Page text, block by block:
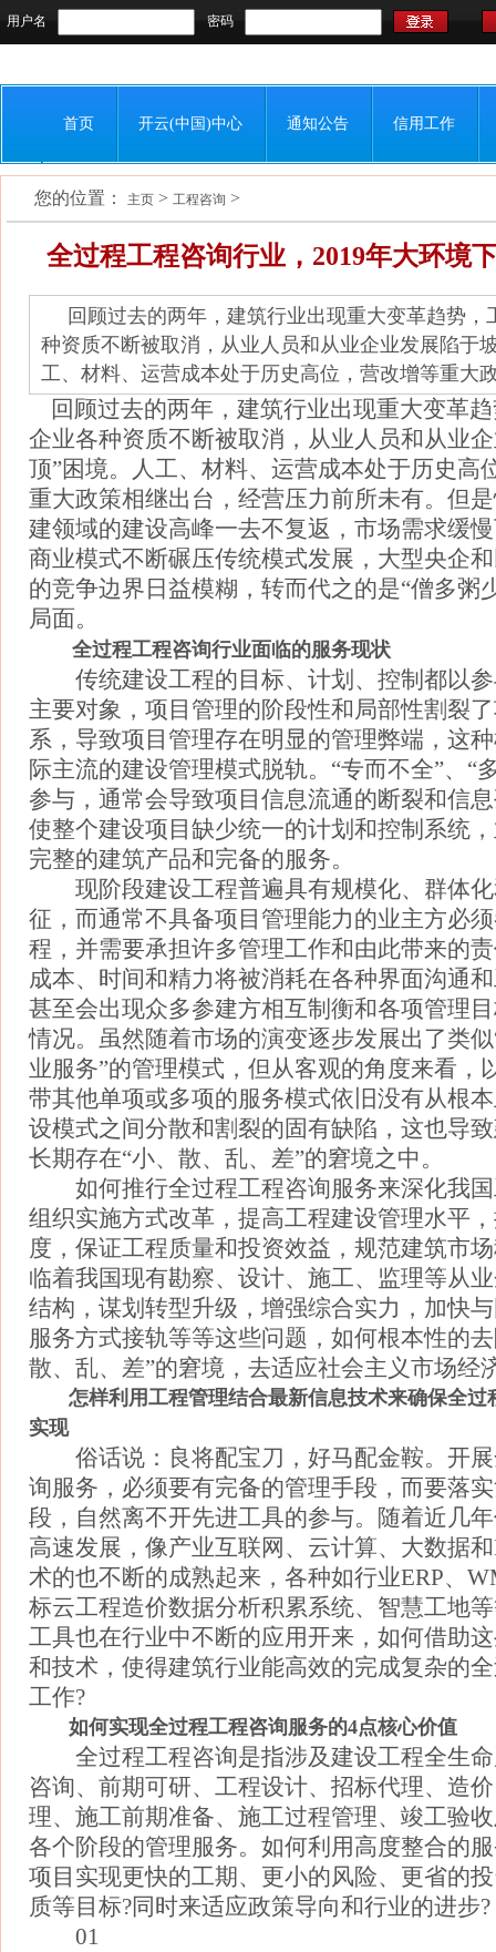
用户名 密码
首页 开云(中国)中心 通知公告 信用工作
联系我们
您的位置： 主页 > 工程咨询 >
全过程工程咨询行业，2019年大环境
回顾过去的两年，建筑行业出现重大变革趋势，
种资质不断被取消，从业人员和从业企业发展陷于
工、材料、运营成本处于历史高位，营改增等重大
回顾过去的两年，建筑行业出现重大变革
企业各种资质不断被取消，从业人员和从业
顶”困境。人工、材料、运营成本处于历史高
重大政策相继出台，经营压力前所未有。但
建领域的建设高峰一去不复返，市场需求缓
商业模式不断碾压传统模式发展，大型央企
的竞争边界日益模糊，转而代之的是“僧多粥
局面。
全过程工程咨询行业面临的服务现状
传统建设工程的目标、计划、控制都以参
主要对象，项目管理的阶段性和局部性割裂
系，导致项目管理存在明显的管理弊端，这
际主流的建设管理模式脱轨。“专而不全”、“
参与，通常会导致项目信息流通的断裂和信
使整个建设项目缺少统一的计划和控制系统
完整的建筑产品和完备的服务。
现阶段建设工程普遍具有规模化、群体化
征，而通常不具备项目管理能力的业主方必
程，并需要承担许多管理工作和由此带来的
成本、时间和精力将被消耗在各种界面沟通
甚至会出现众多参建方相互制衡和各项管理
情况。虽然随着市场的演变逐步发展出了类
业服务”的管理模式，但从客观的角度来看，
带其他单项或多项的服务模式依旧没有从根
设模式之间分散和割裂的固有缺陷，这也导
长期存在“小、散、乱、差”的窘境之中。
如何推行全过程工程咨询服务来深化我国
组织实施方式改革，提高工程建设管理水平
度，保证工程质量和投资效益，规范建筑市
临着我国现有勘察、设计、施工、监理等从
结构，谋划转型升级，增强综合实力，加快
服务方式接轨等等这些问题，如何根本性的
散、乱、差”的窘境，去适应社会主义市场经
怎样利用工程管理结合最新信息技术来确保全过
实现
俗话说：良将配宝刀，好马配金鞍。开展
询服务，必须要有完备的管理手段，而要落
段，自然离不开先进工具的参与。随着近几
高速发展，像产业互联网、云计算、大数据
术的也不断的成熟起来，各种如行业ERP、
标云工程造价数据分析积累系统、智慧工地
工具也在行业中不断的应用开来，如何借助
和技术，使得建筑行业能高效的完成复杂的
工作?
如何实现全过程工程咨询服务的4点核心价值
全过程工程咨询是指涉及建设工程全生命
咨询、前期可研、工程设计、招标代理、造
理、施工前期准备、施工过程管理、竣工验
各个阶段的管理服务。如何利用高度整合的
项目实现更快的工期、更小的风险、更省的
质等目标?同时来适应政策导向和行业的进步?
01